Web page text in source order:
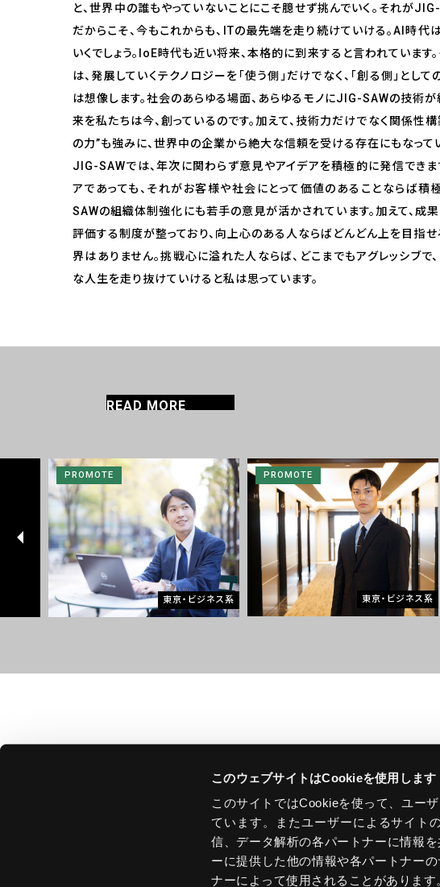
このウェブサイトはCookieを使用します
このサイトではCookieを使って、ユー
ています。またユーザーによるサイト
信、データ解析の各パートナーに情報
ーに提供した他の情報や各パートナー
ナーによって使用されることがあります
と、世界中の誰もやっていないことにこそ臆せず挑んでいく。それが
だからこそ、今もこれからも、ITの最先端を走り続けていける。AI時代
いくでしょう。IoE時代も近い将来、本格的に到来すると言われていま
は、発展していくテクノロジーを「使う側」だけでなく、「創る側」とし
は想像します。社会のあらゆる場面、あらゆるモノにJIG-SAWの技術
来を私たちは今、創っているのです。加えて、技術力だけでなく関係性
の力”も強みに、世界中の企業から絶大な信頼を受ける存在にもなってい
JIG-SAWでは、年次に関わらず意見やアイデアを積極的に発信できま
アであっても、それがお客様や社会にとって価値のあることならば積
SAWの組織体制強化にも若手の意見が活かされています。加えて、成
評価する制度が整っており、向上心のある人ならばどんどん上を目指せ
界はありません。挑戦心に溢れた人ならば、どこまでもアグレッシブで
な人生を走り抜けていけると私は思っています。
READ MORE
PROMOTE
東京・ビジネス系
PROMOTE
東京・ビジネス系